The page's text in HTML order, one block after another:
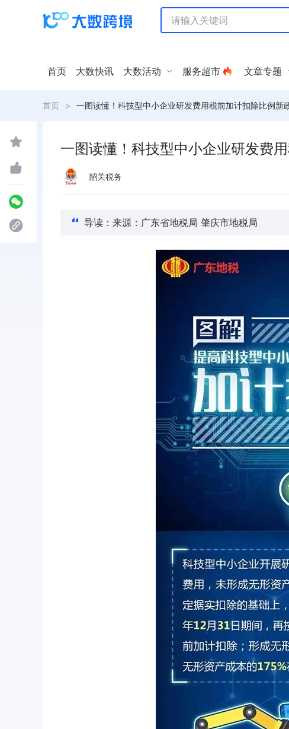
首页 大数快讯 大数活动 服务超市 文章专题
首页 > 一图读懂！科技型中小企业研发费用税前加计扣除比例新
一图读懂！科技型中小企业研发费
韶关税务
导读：来源：广东省地税局 肇庆市地税局